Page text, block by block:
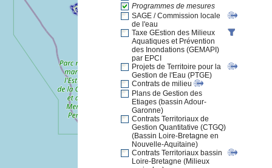
Programmes de mesures
SAGE / Commission locale
de l'eau
Taxe GEstion des Milieux
Aquatiques et Prévention
des Inondations (GEMAPI)
par EPCI
Projets de Territoire pour la
Gestion de l'Eau (PTGE)
Contrats de milieu
Plans de Gestion des
Etiages (bassin Adour-
Garonne)
Contrats Territoriaux de
Gestion Quantitative (CTGQ)
(Bassin Loire-Bretagne en
Nouvelle-Aquitaine)
Contrats Territoriaux bassin
Loire-Bretagne (Milieux